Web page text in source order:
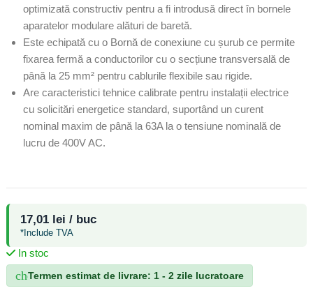
optimizată constructiv pentru a fi introdusă direct în bornele
aparatelor modulare alături de baretă.
Este echipată cu o Bornă de conexiune cu șurub ce permite
fixarea fermă a conductorilor cu o secțiune transversală de
până la 25 mm² pentru cablurile flexibile sau rigide.
Are caracteristici tehnice calibrate pentru instalații electrice
cu solicitări energetice standard, suportând un curent
nominal maxim de până la 63A la o tensiune nominală de
lucru de 400V AC.
17,01 lei / buc
*Include TVA
In stoc
check_circle
Termen estimat de livrare: 1 - 2 zile lucratoare